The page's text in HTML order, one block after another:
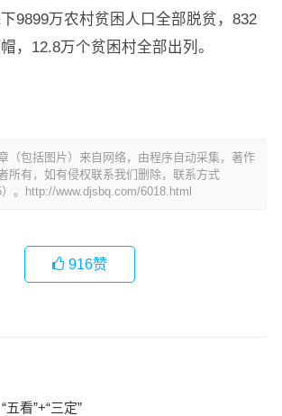
9899万农村贫困人口全部脱贫，832
，12.8万个贫困村全部出列。
（包括图片）来自网络，由程序自动采集，著作
所有，如有侵权联系我们删除，联系方式
）。http://www.djsbq.com/6018.html
916赞
看”+“三定”